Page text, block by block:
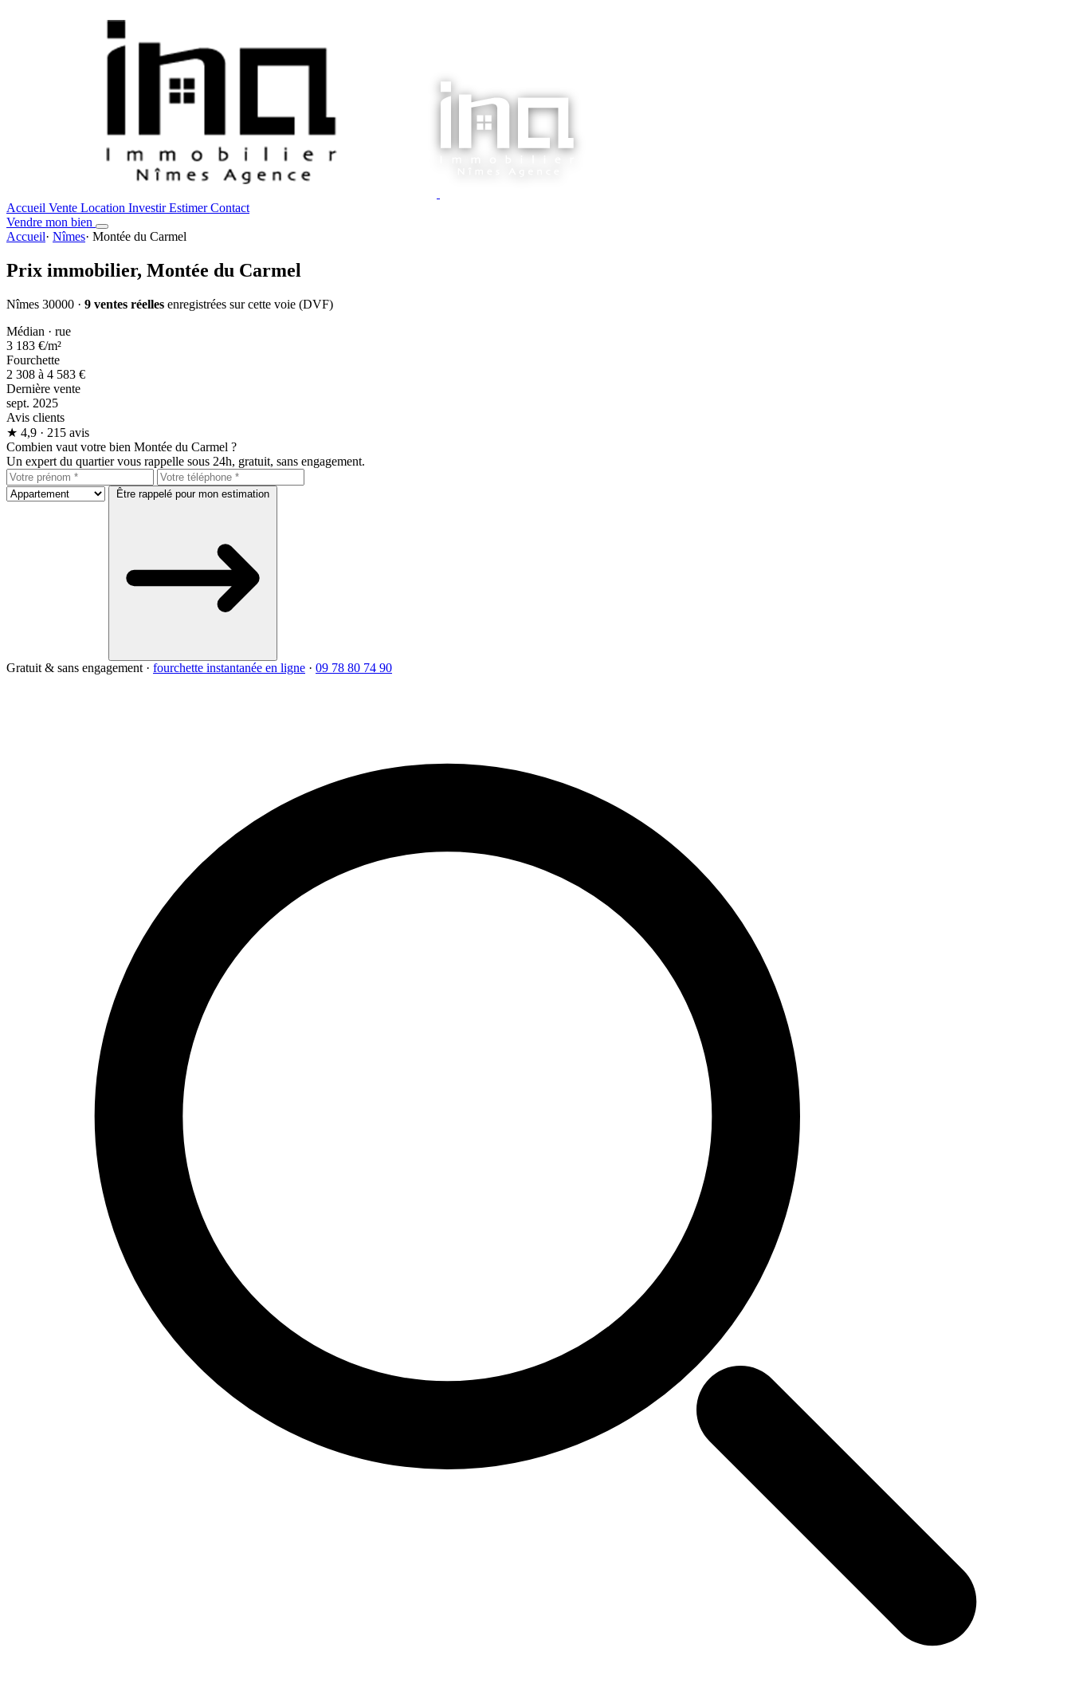
Accueil Vente Location InvestirEstimerContact
Vendre mon bien
Accueil· Nîmes· Montée du Carmel
Prix immobilier, Montée du Carmel
Nîmes 30000 · 9 ventes réelles enregistrées sur cette voie (DVF)
Médian · rue
3 183 €/m²
Fourchette
2 308 à 4 583 €
Dernière vente
sept. 2025
Avis clients
★ 4,9 · 215 avis
Combien vaut votre bien Montée du Carmel ?
Un expert du quartier vous rappelle sous 24h, gratuit, sans engagement.
Être rappelé pour mon estimation
Gratuit & sans engagement · fourchette instantanée en ligne · 09 78 80 74 90